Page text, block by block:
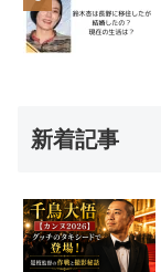
新着記事